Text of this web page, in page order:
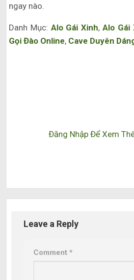
ngay nào.
Danh Mục: Alo Gái Xinh,Alo Gái
Gọi Đào Online, Cave Duyên
Đăng Nhập Để Xem
Leave a Reply
Comment *